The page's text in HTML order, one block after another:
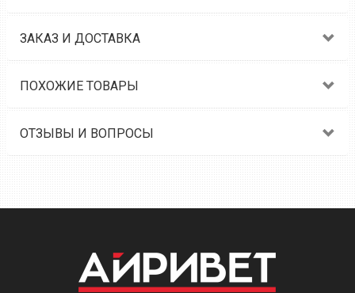
ЗАКАЗ И ДОСТАВКА
ПОХОЖИЕ ТОВАРЫ
ОТЗЫВЫ И ВОПРОСЫ